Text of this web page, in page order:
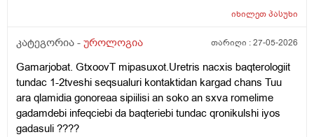
იხილეთპასუხი
კატეგორია - უროლოგია თარიღი :27-05-2026
Gamarjobat. GtxoovT mipasuxot.Uretris nacxis baqterologiit
tundac 1-2tveshi seqsualuri kontaktidan kargad chans Tuu
ara qlamidia gonoreaa sipiilisi an soko an sxva romelime
gadamdebi infeqciebi da baqteriebi tundac qronikulshi iyos
gadasuli ????